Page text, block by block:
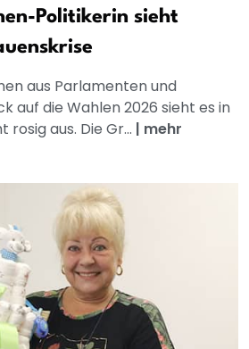
Politikerin sieht
aus Parlamenten und
auf die Wahlen 2026 sieht es in
aus. Die Gr... | mehr